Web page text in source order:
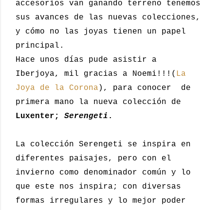
accesorios van ganando terreno tenemos
sus avances de las nuevas colecciones,
y cómo no las joyas tienen un papel
principal.
Hace unos días pude asistir a
Iberjoya, mil gracias a Noemi!!!( La
Joya de la Corona ), para conocer de
primera mano la nueva colección de
Luxenter; Serengeti .
La colección Serengeti se inspira en
diferentes paisajes, pero con el
invierno como denominador común y lo
que este nos inspira; con diversas
formas irregulares y lo mejor poder